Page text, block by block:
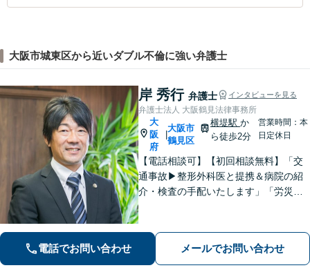
大阪市城東区から近いダブル不倫に強い弁護士
岸 秀行 弁護士 インタビューを見る
弁護士法人 大阪鶴見法律事務所
大
阪
府
大阪市
鶴見区
横堤駅 か
ら徒歩2分
営業時間：本
日定休日
【電話相談可】【初回相談無料】「交
通事故▶︎整形外科医と提携＆病院の紹
介・検査の手配いたします」「労災の
ます。法律問題だけではないトータル
サポートを目指します【セカンドオピ
ニオン可】
電話でお問い合わせ メールでお問い合わせ